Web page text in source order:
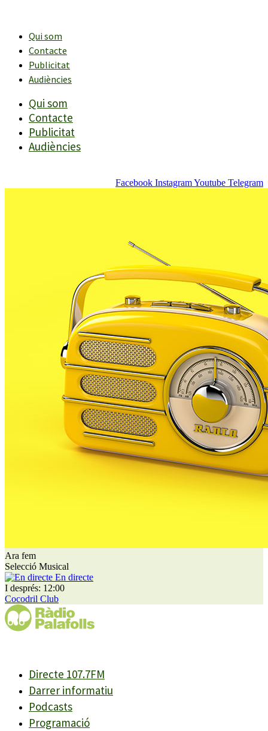
contingutQui som
Contacte
Publicitat
Audiències
Qui som
Contacte
Publicitat
Audiències
Facebook InstagramYoutube Telegram
Ara fem
Selecció Musical
En directe
I després: 12:00
Cocodril Club
Directe 107.7FM
Darrer informatiu
Podcasts
Programació